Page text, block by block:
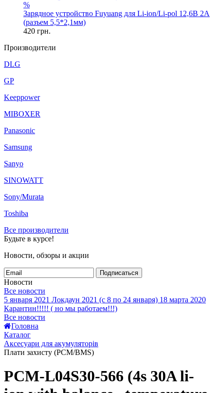
%
Зарядное устройство Fuyuang для Li-ion/Li-pol 12,6В 2А
(разъем 5,5*2,1мм)
420 грн.
Производители
DLG
GP
Keeppower
MIBOXER
Panasonic
Samsung
Sanyo
SINOWATT
Sony/Murata
Toshiba
Все производители
Будьте в курсе!
Новости, обзоры и акции
Подписаться
Новости
Все новости
5 января 2021 Локдаун 2021 (с 8 по 24 января) 18 марта 2020
Карантин!!!!! ( но мы работаем!!!)
Все новости
Головна
Каталог
Аксесуари для акумуляторів
Плати захисту (PCM/BMS)
PCM-L04S30-566 (4s 30A li-